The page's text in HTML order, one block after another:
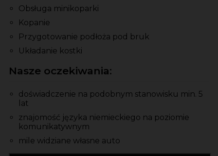
Obsługa minikoparki
Kopanie
Przygotowanie podłoża pod bruk
Układanie kostki
Nasze oczekiwania:
doświadczenie na podobnym stanowisku min. 5
lat
znajomość języka niemieckiego na poziomie
komunikatywnym
mile widziane własne auto